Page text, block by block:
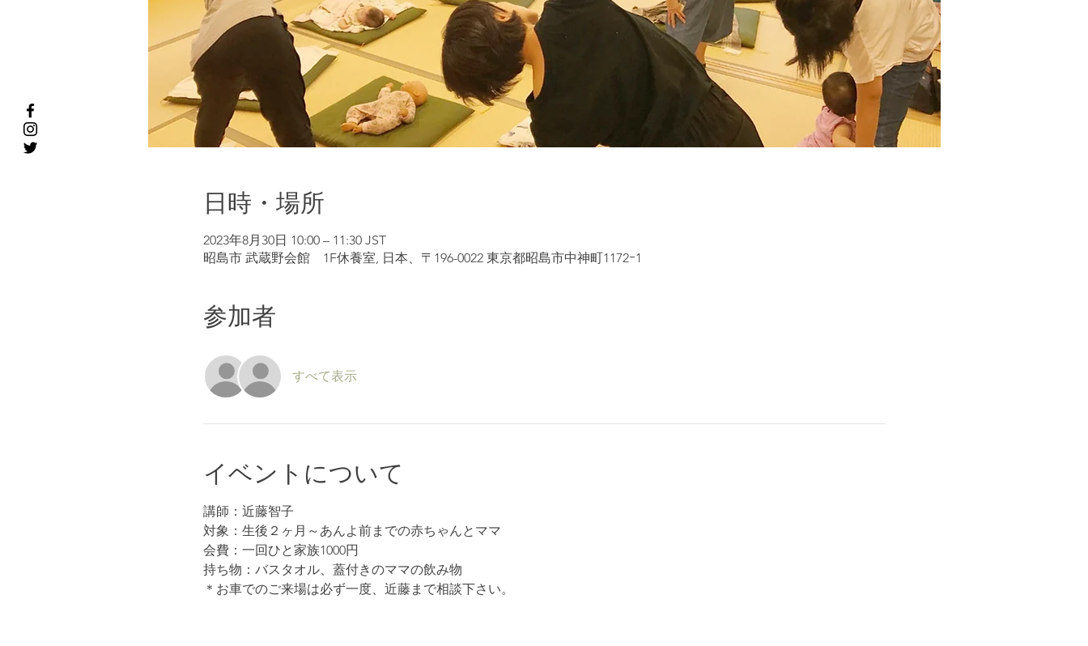
日時・場所
2023年8月30日 10:00 – 11:30 JST
昭島市 武蔵野会館 1F休養室, 日本、〒196-0022 東京都昭島市中神町1172ｰ1
参加者
すべて表示
イベントについて
講師：近藤智子
対象：生後２ヶ月～あんよ前までの赤ちゃんとママ
会費：一回ひと家族1000円
持ち物：バスタオル、蓋付きのママの飲み物
＊お車でのご来場は必ず一度、近藤まで相談下さい。